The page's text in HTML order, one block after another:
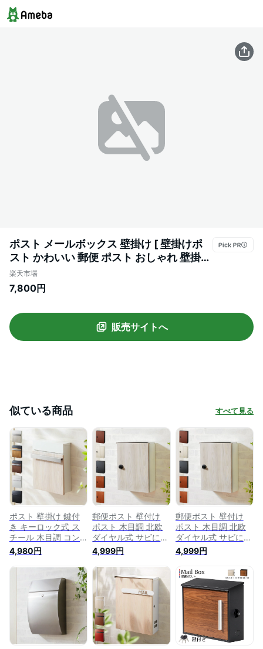
ポスト メールボックス 壁掛け [ 壁掛けポ
スト かわいい 郵便 ポスト おしゃれ 壁掛け
玄関ポスト 鍵付き 郵便ポスト 壁付け 鍵付
きポスト 郵便受け 壁掛け 木目調 オシャレ
楽天市場
7,800円
販売サイトへ
似ている商品 すべて見る
ポスト 壁掛け 鍵付
き キーロック式 ス
チール 木目調 コン
パクト 大容量 ブラ
ック ホワイト ブラ
ウン ナチュラル お
しゃれ 北欧 かわい
い バイカラー 玄関
壁付け 郵便ポスト
郵便受け メールボッ
クス 壁掛けポスト
壁付けポスト【送料
無料】
4,980円
郵便ポスト 壁付け
ポスト 木目調 北欧
ダイヤル式 サビにく
い おしゃれ 郵便受
け 郵便 壁掛け 鍵付
き メールボックス
鍵付【送料無料】
4,999円
郵便ポスト 壁付け
ポスト 木目調 北欧
ダイヤル式 サビにく
い おしゃれ 郵便受
け 郵便 壁掛け 鍵付
き メールボックス
鍵付【送料無料】
4,999円